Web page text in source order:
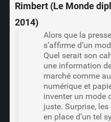
Rimbert (Le Monde
2014)
Alors que la
s’affirme d’un
Quel serait son
une information
marché comme
numérique et
inventer un mode
juste. Surprise,
en place d’un tel